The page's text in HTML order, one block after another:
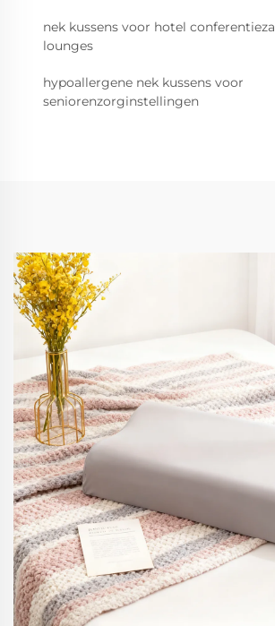
nek kussens voor hotel
lounges
hypoallergene nek kussens voor
seniorenzorginstellingen